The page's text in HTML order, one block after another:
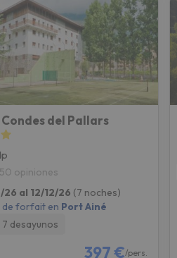
Condes del Pallars
opiniones
26 al 12/12/26 (7 noches)
de forfait en Port Ainé
desayunos
397 €/pers.